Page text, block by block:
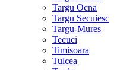
Targu Ocna
Targu Secuiesc
Targu-Mures
Tecuci
Timisoara
Tulcea